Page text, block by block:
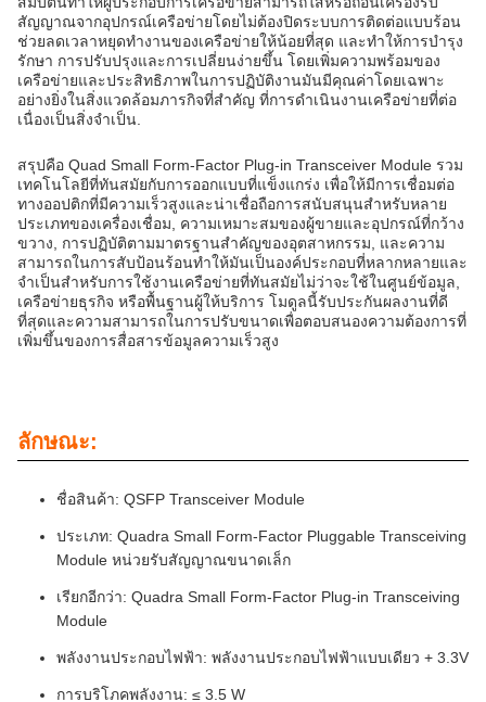
สัญญาณจากอุปกรณ์เครือข่ายโดยไม่ต้องปิดระบบการติดต่อแบบร้อน
ช่วยลดเวลาหยุดทํางานของเครือข่ายให้น้อยที่สุด และทําให้การบํารุง
รักษา การปรับปรุงและการเปลี่ยนง่ายขึ้น โดยเพิ่มความพร้อมของ
เครือข่ายและประสิทธิภาพในการปฏิบัติงานมันมีคุณค่าโดยเฉพาะ
อย่างยิ่งในสิ่งแวดล้อมภารกิจที่สําคัญ ที่การดําเนินงานเครือข่ายที่ต่อ
เนื่องเป็นสิ่งจําเป็น.
สรุปคือ Quad Small Form-Factor Plug-in Transceiver Module รวม
เทคโนโลยีที่ทันสมัยกับการออกแบบที่แข็งแกร่ง เพื่อให้มีการเชื่อมต่อ
ทางออปติกที่มีความเร็วสูงและน่าเชื่อถือการสนับสนุนสําหรับหลาย
ประเภทของเครื่องเชื่อม, ความเหมาะสมของผู้ขายและอุปกรณ์ที่กว้าง
ขวาง, การปฏิบัติตามมาตรฐานสําคัญของอุตสาหกรรม, และความ
สามารถในการสับป้อนร้อนทําให้มันเป็นองค์ประกอบที่หลากหลายและ
จําเป็นสําหรับการใช้งานเครือข่ายที่ทันสมัยไม่ว่าจะใช้ในศูนย์ข้อมูล,
เครือข่ายธุรกิจ หรือพื้นฐานผู้ให้บริการ โมดูลนี้รับประกันผลงานที่ดี
ที่สุดและความสามารถในการปรับขนาดเพื่อตอบสนองความต้องการที่
เพิ่มขึ้นของการสื่อสารข้อมูลความเร็วสูง
ลักษณะ:
ชื่อสินค้า: QSFP Transceiver Module
ประเภท: Quadra Small Form-Factor Pluggable Transceiving
Module หน่วยรับสัญญาณขนาดเล็ก
เรียกอีกว่า: Quadra Small Form-Factor Plug-in Transceiving
Module
พลังงานประกอบไฟฟ้า: พลังงานประกอบไฟฟ้าแบบเดียว + 3.3V
การบริโภคพลังงาน: ≤ 3.5 W